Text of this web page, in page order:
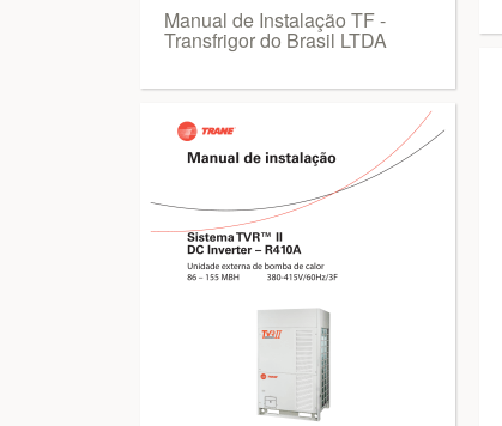
Manual de Instalação TF -
Transfrigor do Brasil LTDA